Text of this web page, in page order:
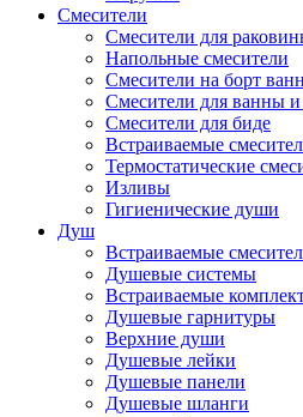
Смесители
Смесители для
Напольные смесители
Смесители на борт
Смесители для ванны
Смесители для биде
Встраиваемые
Термостатические
Изливы
Гигиенические души
Душ
Встраиваемые
Душевые системы
Встраиваемые
Душевые гарнитуры
Верхние души
Душевые лейки
Душевые панели
Душевые шланги